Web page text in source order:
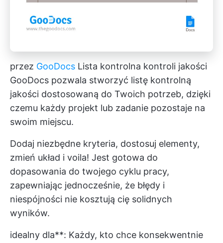
przez GooDocs Lista kontrolna kontroli jakości
GooDocs pozwala stworzyć listę kontrolną
jakości dostosowaną do Twoich potrzeb, dzięki
czemu każdy projekt lub zadanie pozostaje na
swoim miejscu.
Dodaj niezbędne kryteria, dostosuj elementy,
zmień układ i voila! Jest gotowa do
dopasowania do twojego cyklu pracy,
zapewniając jednocześnie, że błędy i
niespójności nie kosztują cię solidnych
wyników.
idealny dla**: Każdy, kto chce konsekwentnie